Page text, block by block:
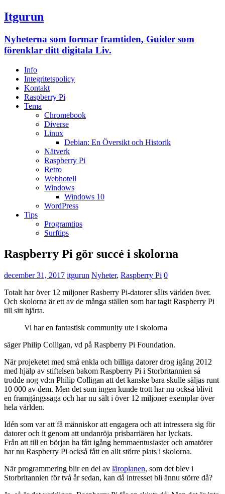
Itgurun
Nyheterna som formar framtiden, Guider som
förenklar ditt digitala Liv.
Info
Integritetspolicy
Kontakt
Raspberry Pi
Tema
Chromebook
Diverse
Linux
Debian: En Översikt och Historik
Nätverk
Raspberry Pi
Retro
Webhotell
Windows
Windows 10
WordPress
Tips
Programtips
Surftips
Raspberry Pi gör succé i skolorna
december 31, 2017 itgurun Nyheter, Raspberry Pi 0
Totalt har över 12 miljoner Rasberry Pi-datorer sålts världen över.
Och skolorna är ett av de många ställen som har tagit Raspberry Pi
till sitt hjärta.
Vi har en fantastisk community ute i skolorna
säger Philip Colligan, vd på Raspberry Pi Foundation.
När projeketet med små enkla och billiga datorer drog igång 2012
med hjälp av stiftelsen bakom Raspberry Pi i Storbritannien så
trodde nog vd:n Philip Colligan att det kanske bara skulle säljas runt
10 000 av dem. Men det som ingen kunde trott har nu också blivit
en framgångssaga och har nu sålt i över 12 miljoner exemplar över
hela världen.
Idén som var att få människor att engagera och att intressera sig för
datorer och it genom att undanröja prisbarriären har lyckats.
Från att till en början ha fått igång hemmaentusiaster och amatörer
har nu Raspberry Pi också fått en allt större plats i skolorna.
När programmering blir en del av läroplanen, som det blev i
Storbritannien för två år sedan, kan då intresset bli ännu större då?